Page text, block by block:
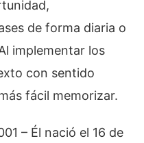
de forma diaria o
implementar los
con sentido
fácil memorizar.
– Él nació el 16 de